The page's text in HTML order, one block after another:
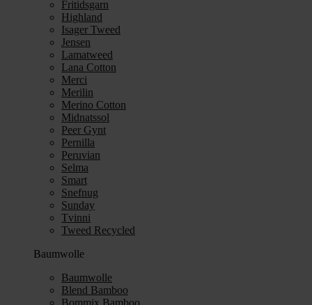
Fritidsgarn
Highland
Isager Tweed
Jensen
Lamatweed
Lana Cotton
Merci
Merilin
Merino Cotton
Midnatssol
Peer Gynt
Pernilla
Peruvian
Selma
Smart
Snefnug
Sunday
Tvinni
Tweed Recycled
Baumwolle
Baumwolle
Blend Bamboo
Bommix Bamboo